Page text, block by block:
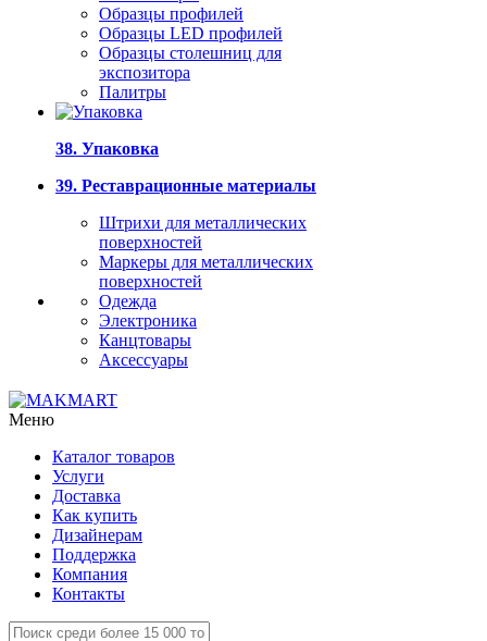
Образцы профилей
Образцы LED профилей
Образцы столешниц для
экспозитора
Палитры
38. Упаковка
39. Реставрационные материалы
Штрихи для металлических
поверхностей
Маркеры для металлических
поверхностей
Одежда
Электроника
Канцтовары
Аксессуары
Меню
Каталог товаров
Услуги
Доставка
Как купить
Дизайнерам
Поддержка
Компания
Контакты